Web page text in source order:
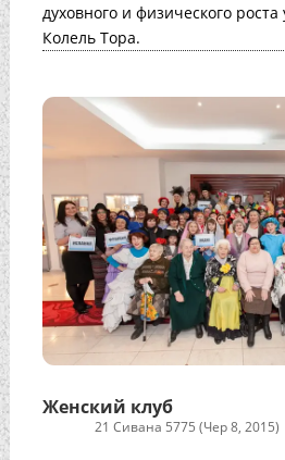
духовного и физического
Колель Тора.
Женский клуб
21 Сивана 5775 (Чер 8, 2015)